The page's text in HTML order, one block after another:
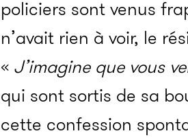
policiers sont venus
n’avait rien à voir, le
« J’imagine que vous
qui sont sortis de sa
cette confession